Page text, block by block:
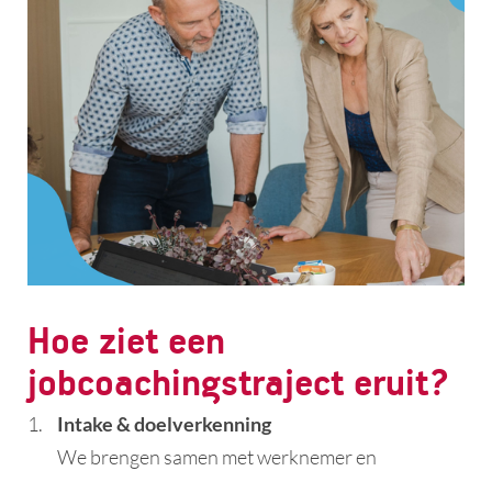
Hoe ziet een
jobcoachingstraject eruit?
Intake & doelverkenning
We brengen samen met werknemer en